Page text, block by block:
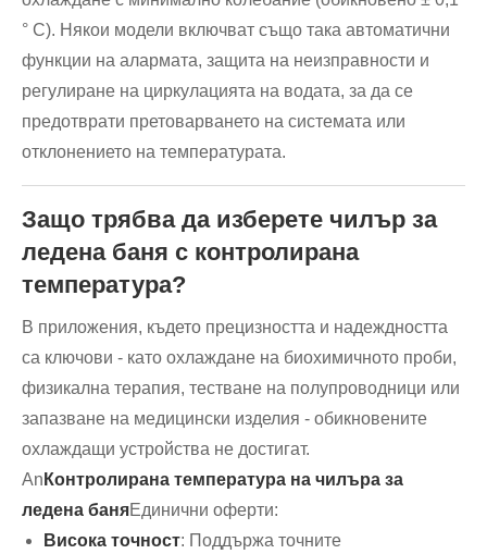
° C). Някои модели включват също така автоматични
функции на алармата, защита на неизправности и
регулиране на циркулацията на водата, за да се
предотврати претоварването на системата или
отклонението на температурата.
Защо трябва да изберете чилър за
ледена баня с контролирана
температура?
В приложения, където прецизността и надеждността
са ключови - като охлаждане на биохимичното проби,
физикална терапия, тестване на полупроводници или
запазване на медицински изделия - обикновените
охлаждащи устройства не достигат.
An Контролирана температура на чилъра за
ледена баняЕдинични оферти:
Висока точност: Поддържа точните